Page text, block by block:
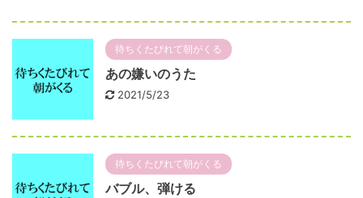
待ちくたびれて朝がくる
あの嫌いのうた
2021/5/23
待ちくたびれて朝がくる
バブル、弾ける